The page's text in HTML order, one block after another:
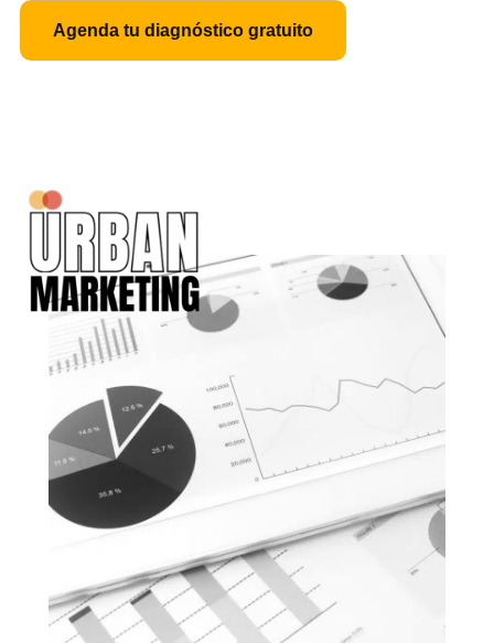
Agenda tu diagnóstico gratuito